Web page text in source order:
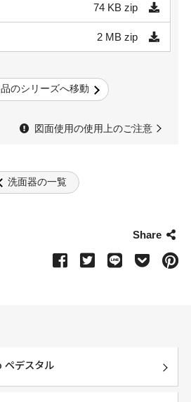
74 KB zip
2 MB zip
のシリーズへ移動
図面使用の使用上のご注意
洗面器の一覧
Share
ペデスタル